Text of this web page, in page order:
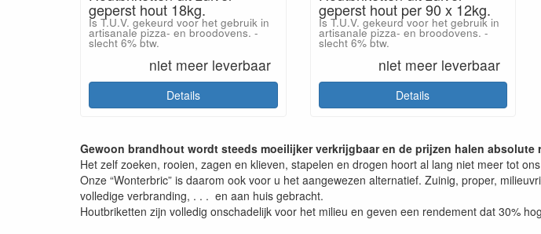
geperst hout 18kg.
Is T.U.V. gekeurd voor het gebruik in
artisanale pizza- en broodovens. -
slecht 6% btw.
niet meer leverbaar
Details
geperst hout per 90 x 12kg.
Is T.U.V. gekeurd voor het gebruik in
artisanale pizza- en broodovens. -
slecht 6% btw.
niet meer leverbaar
Details
Gewoon brandhout wordt steeds moeilijker verkrijgbaar en de prijzen halen absolute
Het zelf zoeken, rooien, zagen en klieven, stapelen en drogen hoort al lang niet meer tot
Onze “Wonterbric” is daarom ook voor u het aangewezen alternatief. Zuinig, proper,
volledige verbranding, . . . en aan huis gebracht.
Houtbriketten zijn volledig onschadelijk voor het milieu en geven een rendement dat 30%